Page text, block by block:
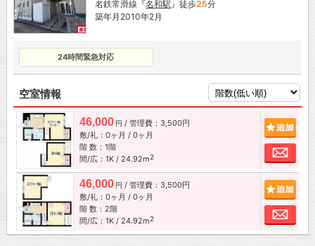
名鉄常滑線『名和駅』徒歩25分
築年月2010年2月
24時間緊急対応
空室情報
46,000 円 / 管理費：3,500円
敷/礼：0ヶ月 / 0ヶ月
階 数：1階
間/広：1K / 24.92m2
お
46,000 円 / 管理費：3,500円
敷/礼：0ヶ月 / 0ヶ月
階 数：2階
間/広：1K / 24.92m2
お